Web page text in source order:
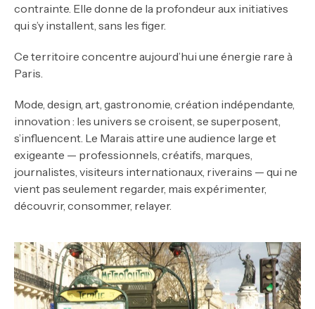
contrainte. Elle donne de la profondeur aux initiatives
qui s’y installent, sans les figer.
Ce territoire concentre aujourd’hui une énergie rare à
Paris.
Mode, design, art, gastronomie, création indépendante,
innovation : les univers se croisent, se superposent,
s’influencent. Le Marais attire une audience large et
exigeante — professionnels, créatifs, marques,
journalistes, visiteurs internationaux, riverains — qui ne
vient pas seulement regarder, mais expérimenter,
découvrir, consommer, relayer.